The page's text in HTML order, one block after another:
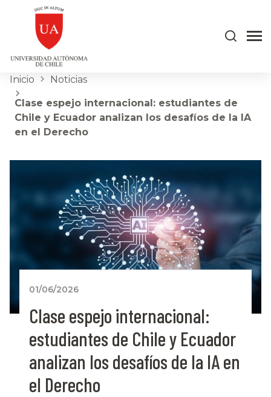
Inicio Noticias
Clase espejo internacional: estudiantes de
Chile y Ecuador analizan los desafíos de la IA
en el Derecho
01/06/2026
Clase espejo internacional:
estudiantes de Chile y Ecuador
analizan los desafíos de la IA en
el Derecho